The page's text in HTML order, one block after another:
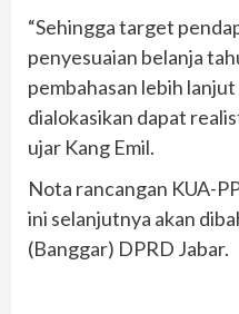
“Sehingga target
penyesuaian belanja
pembahasan lebih
dialokasikan dapat
ujar Kang Emil.
Nota rancangan KUA-
ini selanjutnya akan
(Banggar) DPRD Jabar.